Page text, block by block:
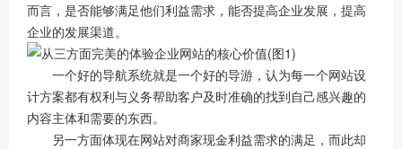
而言，是否能够满足他们利益需求，能否提高企业发展，提高
企业的发展渠道。
一个好的导航系统就是一个好的导游，认为每一个网站设
计方案都有权利与义务帮助客户及时准确的找到自己感兴趣的
内容主体和需要的东西。
另一方面体现在网站对商家现金利益需求的满足，而此却